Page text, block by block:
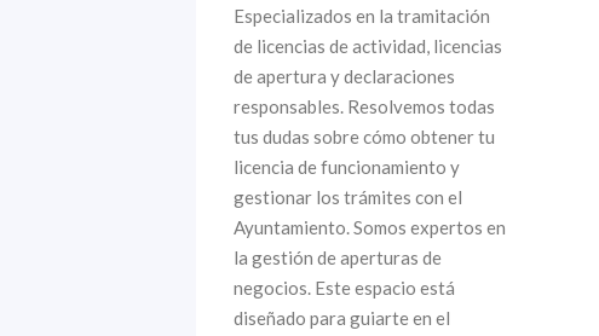
Especializados en la tramitación
de licencias de actividad, licencias
de apertura y declaraciones
responsables. Resolvemos todas
tus dudas sobre cómo obtener tu
licencia de funcionamiento y
gestionar los trámites con el
Ayuntamiento. Somos expertos en
la gestión de aperturas de
negocios. Este espacio está
diseñado para guiarte en el